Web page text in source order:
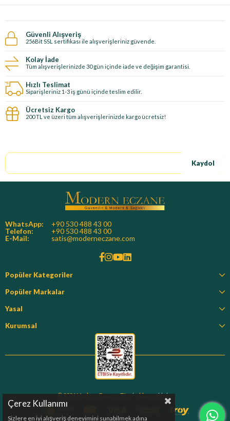
Güvenli Alışveriş
256Bit SSL sertifikası ile alışverişleriniz güvende.
Kolay İade
Tüm alışverişlerinizde 30 gün içinde iade ve değişim garantisi.
Hızlı Teslimat
Siparişleriniz 1-3 iş günü içinde teslim edilir.
Ücretsiz Kargo
200 TL ve üzeri tüm alışverişlerinizde kargo ücretsiz!
Kaydol
WhatsApp:
+90 530 488 43 00
Telefon:
+90 530 488 43 00
E-Mail:
satis@moderneczane.com
Popüler Kategoriler
Popüler Markalar
Yasal
Kurumsal
© 2024 Modern Eczane. Tüm hakları saklıdır.
Çerez Kullanımı
Sizlere en iyi alışveriş deneyimini sunabilmek adına